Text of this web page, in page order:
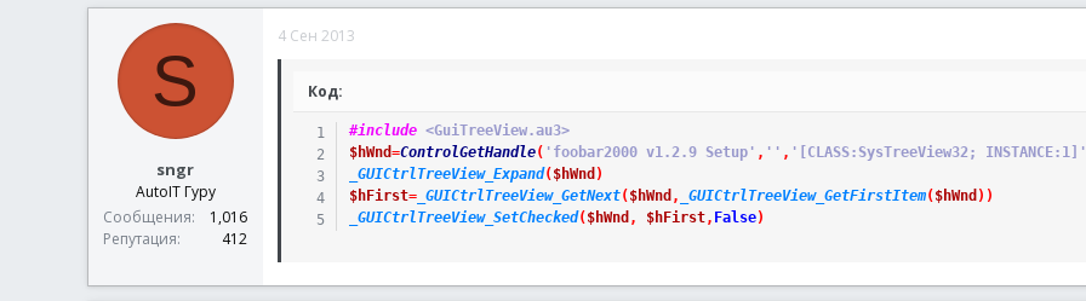
S
sngr
AutoIT Гуру
Сообщения
1,016
Репутация
412
4 Сен 2013
Код:
#include <GuiTreeView.au3>
$hWnd=ControlGetHandle( 'foobar2000 v1.2.9 Setup' , '' , '[CLASS:SysTreeView32; INSTANCE:1]'
_GUICtrlTreeView_Expand($hWnd )
$hFirst=_GUICtrlTreeView_GetNext($hWnd , _GUICtrlTreeView_GetFirstItem($hWnd ) )
_GUICtrlTreeView_SetChecked($hWnd , $hFirst, False)